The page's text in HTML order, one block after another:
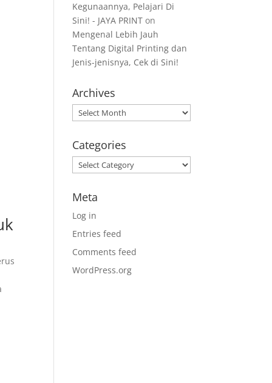
Kegunaannya, Pelajari Di
Sini! - JAYA PRINT on
Mengenal Lebih Jauh
Tentang Digital Printing dan
Jenis-jenisnya, Cek di Sini!
Archives
Archives
Categories
Categories
Meta
Log in
Entries feed
Comments feed
WordPress.org